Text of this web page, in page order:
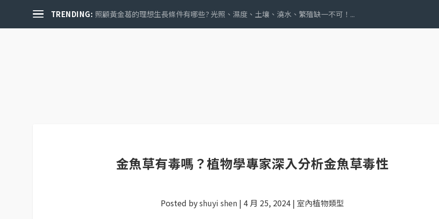
TRENDING: 照顧黃金葛的理想生長條件有哪些? 光照、濕度、土壤、澆水、繁殖缺一不可！...
金魚草有毒嗎？植物學專家深入分析金魚草毒性
Posted byshuyi shen| 4 月 25, 2024| 室內植物類型